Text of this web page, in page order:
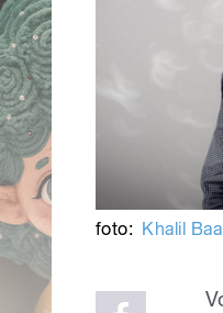
foto: Khalil